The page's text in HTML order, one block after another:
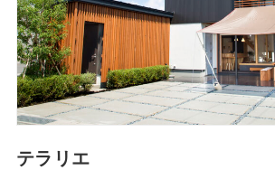
テラリエ